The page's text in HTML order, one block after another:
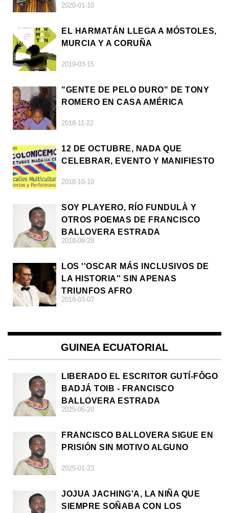
2020-01-10
EL HARMATÁN LLEGA A MÓSTOLES,
MURCIA Y A CORUÑA
2019-03-15
"GENTE DE PELO DURO" DE TONY
ROMERO EN CASA AMÉRICA
2018-11-22
12 DE OCTUBRE, NADA QUE
CELEBRAR, EVENTO Y MANIFIESTO
2018-10-10
SOY PLAYERO, RÍO FUNDULÀ Y
OTROS POEMAS DE FRANCISCO
BALLOVERA ESTRADA
2018-09-28
LOS ''OSCAR MÁS INCLUSIVOS DE
LA HISTORIA'' SIN APENAS
TRIUNFOS AFRO
2018-03-07
GUINEA ECUATORIAL
LIBERADO EL ESCRITOR GUTÍ-FÔGO
BADJÁ TOIB - FRANCISCO
BALLOVERA ESTRADA
2025-06-20
FRANCISCO BALLOVERA SIGUE EN
PRISIÓN SIN MOTIVO ALGUNO
2025-01-23
JOJUA JACHING'A, LA NIÑA QUE
SIEMPRE SOÑABA CON LOS